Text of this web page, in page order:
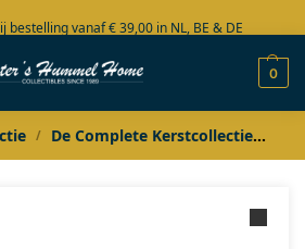
bestelling vanaf € 39,00 in NL, BE & DE
collectie in voorraad
0
/ De Complete Kerstcollectie